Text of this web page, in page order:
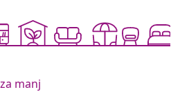
manj